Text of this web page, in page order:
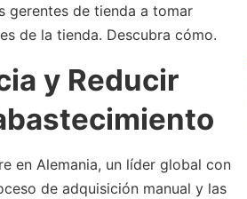
gerentes de tienda a tomar
de la tienda. Descubra cómo.
y Reducir
en Alemania, un líder global con
de adquisición manual y las